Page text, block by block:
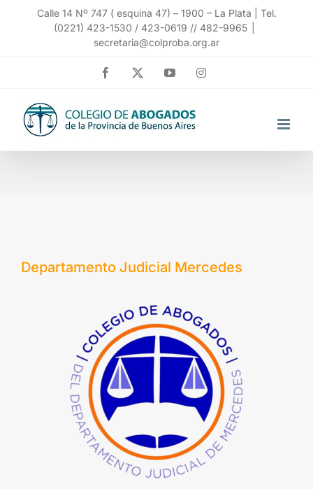
Calle 14 Nº 747 ( esquina 47) – 1900 – La Plata | Tel.
(0221) 423-1530 / 423-0619 // 482-9965
secretaria@colproba.org.ar
Facebook YouTubeInstagram
Departamento Judicial Mercedes